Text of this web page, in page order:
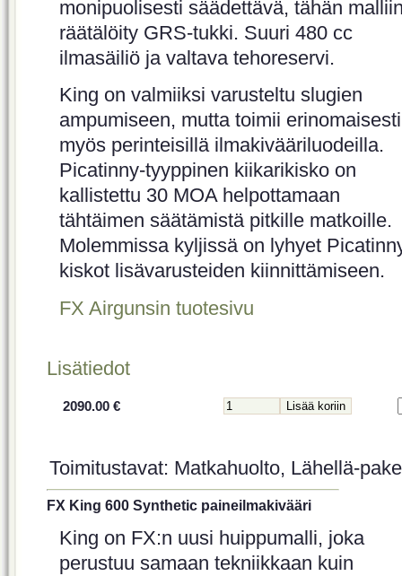
monipuolisesti säädettävä, tähän
räätälöity GRS-tukki. Suuri 480 cc
ilmasäiliö ja valtava tehoreservi.
King on valmiiksi varusteltu slugien
ampumiseen, mutta toimii erinomaisesti
myös perinteisillä ilmakivääriluodeilla.
Picatinny-tyyppinen kiikarikisko on
kallistettu 30 MOA helpottamaan
tähtäimen säätämistä pitkille matkoille.
Molemmissa kyljissä on lyhyet
kiskot lisävarusteiden kiinnittämiseen.
FX Airgunsin tuotesivu
Lisätiedot
2090.00 €
Toimitustavat: Matkahuolto, Lähellä-
FX King 600 Synthetic paineilmakivääri
King on FX:n uusi huippumalli, joka
perustuu samaan tekniikkaan kuin